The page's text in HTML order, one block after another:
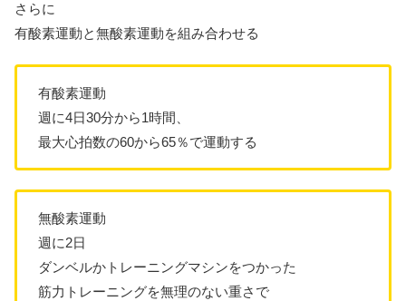
さらに
有酸素運動と無酸素運動を組み合わせる
有酸素運動
週に4日30分から1時間、
最大心拍数の60から65％で運動する
無酸素運動
週に2日
ダンベルかトレーニングマシンをつかった
筋力トレーニングを無理のない重さで